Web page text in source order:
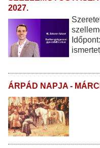
2027.
ÁRPÁD NAPJA -